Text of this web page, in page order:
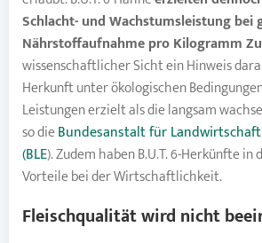
Schlacht- und Wachstumsleistung bei
Nährstoffaufnahme pro Kilogramm
wissenschaftlicher Sicht ein Hinweis
Herkunft unter ökologischen
Leistungen erzielt als die langsam
so dieBundesanstalt für
(BLE). Zudem haben B.U.T. 6-Herkünfte
Vorteile bei der Wirtschaftlichkeit.
Fleischqualität wird nicht